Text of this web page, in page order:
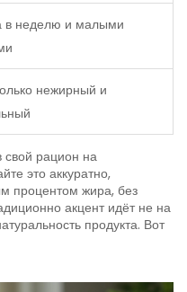
в неделю и малыми
нежирный и
свой рацион на
это аккуратно,
процентом жира, без
акцент идёт не на
продукта. Вот